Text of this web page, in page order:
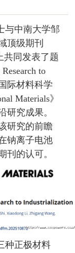
与中南大学邹
顶级期刊
共同发表了题
to
际材料科学
Materials》
研究成果。
研究的前瞻
钠离子电池
刊的认可。
种正极材料